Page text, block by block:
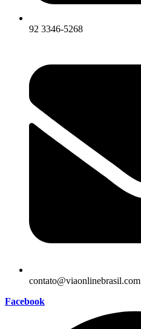
92 3346-5268
contato@viaonlinebrasil.com
Facebook